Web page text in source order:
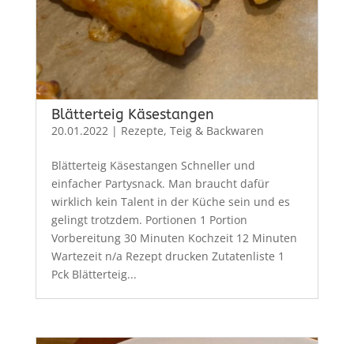
Blätterteig Käsestangen
20.01.2022| Rezepte, Teig & Backwaren
Blätterteig Käsestangen Schneller und
einfacher Partysnack. Man braucht dafür
wirklich kein Talent in der Küche sein und es
gelingt trotzdem. Portionen 1 Portion
Vorbereitung 30 Minuten Kochzeit 12 Minuten
Wartezeit n/a Rezept drucken Zutatenliste 1
Pck Blätterteig...